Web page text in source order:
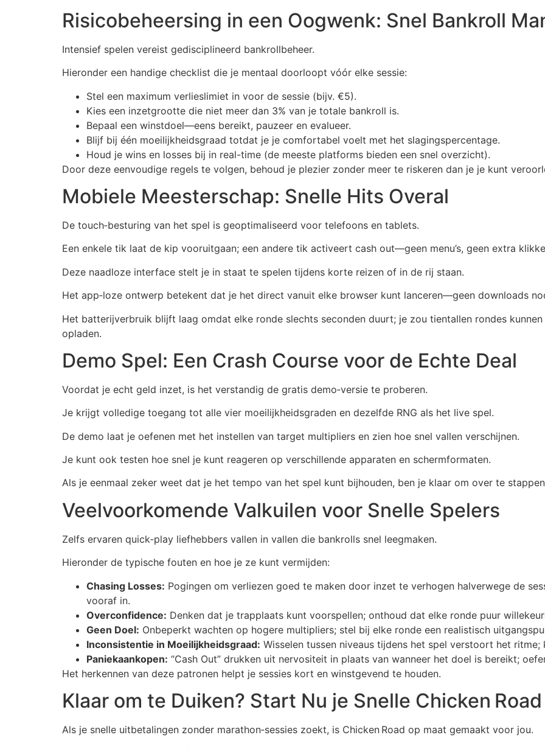
Risicobeheersing in een Oogwenk: Snel Bankroll
Intensief spelen vereist gedisciplineerd bankrollbeheer.
Hieronder een handige checklist die je mentaal doorloopt vóór elke sessie:
Stel een maximum verlieslimiet in voor de sessie (bijv. €5).
Kies een inzetgrootte die niet meer dan 3% van je totale bankroll is.
Bepaal een winstdoel—eens bereikt, pauzeer en evalueer.
Blijf bij één moeilijkheidsgraad totdat je je comfortabel voelt met het slagingspercentage.
Houd je wins en losses bij in real-time (de meeste platforms bieden een snel overzicht).
Door deze eenvoudige regels te volgen, behoud je plezier zonder meer te riskeren dan je je kunt
Mobiele Meesterschap: Snelle Hits Overal
De touch‑besturing van het spel is geoptimaliseerd voor telefoons en tablets.
Een enkele tik laat de kip vooruitgaan; een andere tik activeert cash out—geen menu’s, geen extra
Deze naadloze interface stelt je in staat te spelen tijdens korte reizen of in de rij staan.
Het app‑loze ontwerp betekent dat je het direct vanuit elke browser kunt lanceren—geen downloads
Het batterijverbruik blijft laag omdat elke ronde slechts seconden duurt; je zou tientallen rondes
opladen.
Demo Spel: Een Crash Course voor de Echte Deal
Voordat je echt geld inzet, is het verstandig de gratis demo‑versie te proberen.
Je krijgt volledige toegang tot alle vier moeilijkheidsgraden en dezelfde RNG als het live spel.
De demo laat je oefenen met het instellen van target multipliers en zien hoe snel vallen verschijnen.
Je kunt ook testen hoe snel je kunt reageren op verschillende apparaten en schermformaten.
Als je eenmaal zeker weet dat je het tempo van het spel kunt bijhouden, ben je klaar om over te
Veelvoorkomende Valkuilen voor Snelle Spelers
Zelfs ervaren quick‑play liefhebbers vallen in vallen die bankrolls snel leegmaken.
Hieronder de typische fouten en hoe je ze kunt vermijden:
Chasing Losses: Pogingen om verliezen goed te maken door inzet te verhogen halverwege de
vooraf in.
Overconfidence: Denken dat je trapplaats kunt voorspellen; onthoud dat elke ronde puur
Geen Doel: Onbeperkt wachten op hogere multipliers; stel bij elke ronde een realistisch
Inconsistentie in Moeilijkheidsgraad: Wisselen tussen niveaus tijdens het spel verstoort het
Paniekaankopen: “Cash Out” drukken uit nervositeit in plaats van wanneer het doel is bereikt;
Het herkennen van deze patronen helpt je sessies kort en winstgevend te houden.
Klaar om te Duiken? Start Nu je Snelle Chicken
Als je snelle uitbetalingen zonder marathon‑sessies zoekt, is Chicken Road op maat gemaakt voor jou.